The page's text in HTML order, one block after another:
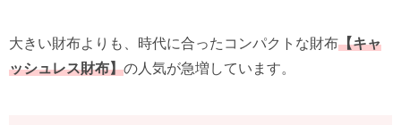
大きい財布よりも、時代に合ったコンパクトな財布【キャ
ッシュレス財布】の人気が急増しています。